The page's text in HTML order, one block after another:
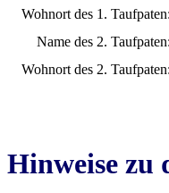
Wohnort des 1. Taufpaten:
Name des 2. Taufpaten:
Wohnort des 2. Taufpaten:
Hinweise zu